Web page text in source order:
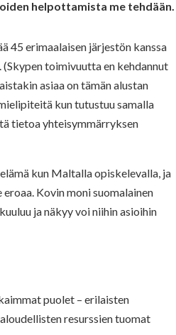
helpottamista me tehdään.
45 erimaalaisen järjestön kanssa
toimivuutta en kehdannut
asiaa on tämän alustan
kun tutustuu samalla
tietoa yhteisymmärryksen
kun Maltalla opiskelevalla, ja
Kovin moni suomalainen
ja näkyy voi niihin asioihin
puolet – erilaisten
resurssien tuomat